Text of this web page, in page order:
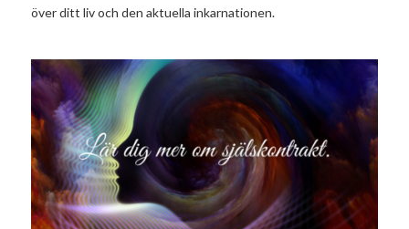
över ditt liv och den aktuella inkarnationen.